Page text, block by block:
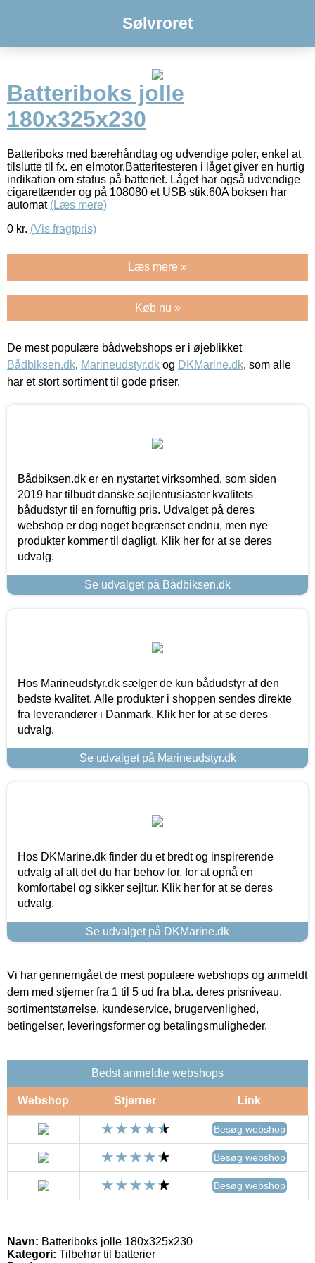
Sølvroret
Batteriboks jolle
180x325x230
Batteriboks med bærehåndtag og udvendige poler, enkel at
tilslutte til fx. en elmotor.Batteritesteren i låget giver en hurtig
indikation om status på batteriet. Låget har også udvendige
cigarettænder og på 108080 et USB stik.60A boksen har
automat (Læs mere)
0 kr. (Vis fragtpris)
Læs mere »
Køb nu »
De mest populære bådwebshops er i øjeblikket
Bådbiksen.dk, Marineudstyr.dk og DKMarine.dk, som alle
har et stort sortiment til gode priser.
Bådbiksen.dk er en nystartet virksomhed, som siden
2019 har tilbudt danske sejlentusiaster kvalitets
bådudstyr til en fornuftig pris. Udvalget på deres
webshop er dog noget begrænset endnu, men nye
produkter kommer til dagligt. Klik her for at se deres
udvalg.
Se udvalget på Bådbiksen.dk
Hos Marineudstyr.dk sælger de kun bådudstyr af den
bedste kvalitet. Alle produkter i shoppen sendes direkte
fra leverandører i Danmark. Klik her for at se deres
udvalg.
Se udvalget på Marineudstyr.dk
Hos DKMarine.dk finder du et bredt og inspirerende
udvalg af alt det du har behov for, for at opnå en
komfortabel og sikker sejltur. Klik her for at se deres
udvalg.
Se udvalget på DKMarine.dk
Vi har gennemgået de mest populære webshops og anmeldt
dem med stjerner fra 1 til 5 ud fra bl.a. deres prisniveau,
sortimentstørrelse, kundeservice, brugervenlighed,
betingelser, leveringsformer og betalingsmuligheder.
Bedst anmeldte webshops
Webshop Stjerner Link
Besøg webshop
Besøg webshop
Besøg webshop
Navn: Batteriboks jolle 180x325x230
Kategori: Tilbehør til batterier